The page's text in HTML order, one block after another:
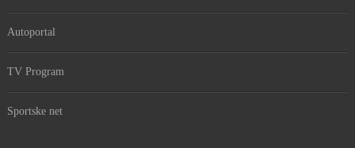
Autoportal
TV Program
Sportske net